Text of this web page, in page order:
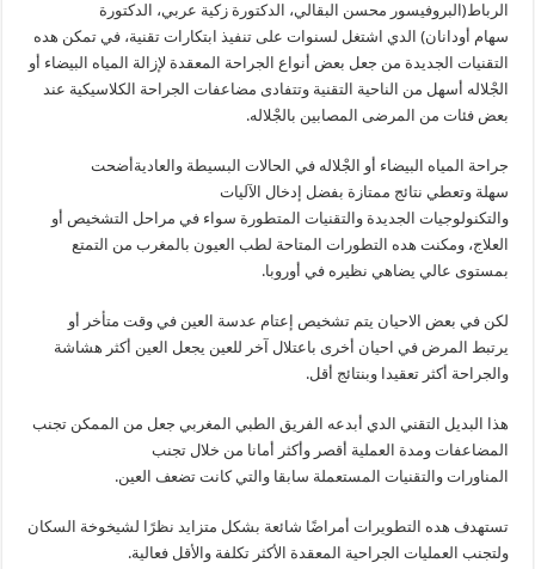
الرباط(البروفيسور محسن البقالي، الدكتورة زكية عربي، الدكتورة
سهام أودانان) الدي اشتغل لسنوات على تنفيذ ابتكارات تقنية، في تمكن هده
التقنيات الجديدة من جعل بعض أنواع الجراحة المعقدة لإزالة المياه البيضاء أو
الجْلاله أسهل من الناحية التقنية وتتفادى مضاعفات الجراحة الكلاسيكية عند
بعض فئات من المرضى المصابين بالجْلاله.
جراحة المياه البيضاء أو الجْلاله في الحالات البسيطة والعاديةأضحت
سهلة وتعطي نتائج ممتازة بفضل إدخال الآليات
والتكنولوجيات الجديدة والتقنيات المتطورة سواء في مراحل التشخيص أو
العلاج، ومكنت هده التطورات المتاحة لطب العيون بالمغرب من التمتع
بمستوى عالي يضاهي نظيره في أوروبا.
لكن في بعض الاحيان يتم تشخيص إعتام عدسة العين في وقت متأخر أو
يرتبط المرض في احيان أخرى باعتلال آخر للعين يجعل العين أكثر هشاشة
والجراحة أكثر تعقيدا وبنتائج أقل.
هذا البديل التقني الدي أبدعه الفريق الطبي المغربي جعل من الممكن تجنب
المضاعفات ومدة العملية أقصر وأكثر أمانا من خلال تجنب
المناورات والتقنيات المستعملة سابقا والتي كانت تضعف العين.
تستهدف هده التطويرات أمراضًا شائعة بشكل متزايد نظرًا لشيخوخة السكان
ولتجنب العمليات الجراحية المعقدة الأكثر تكلفة والأقل فعالية.